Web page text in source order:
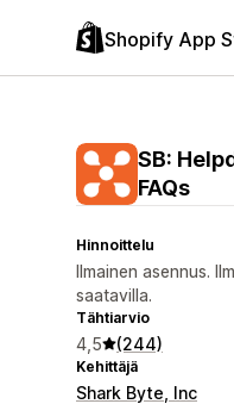
Shopify App
SB:
FAQs
Hinnoittelu
Ilmainen asennus.
saatavilla.
Tähtiarvio
4,5 (244)
Kehittäjä
Shark Byte, Inc